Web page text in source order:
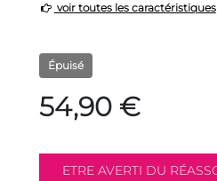
voir toutes les caractéristiques
Épuisé
54,90 €